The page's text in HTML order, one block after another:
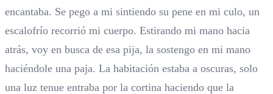
encantaba. Se pego a mi sintiendo su pene en mi culo, un
escalofrío recorrió mi cuerpo. Estirando mi mano hacia
atrás, voy en busca de esa pija, la sostengo en mi mano
haciéndole una paja. La habitación estaba a oscuras, solo
una luz tenue entraba por la cortina haciendo que la